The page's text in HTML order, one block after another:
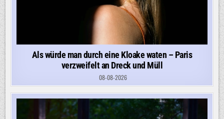
Als würde man durch eine Kloake waten – Paris
verzweifelt an Dreck und Müll
08-08-2026